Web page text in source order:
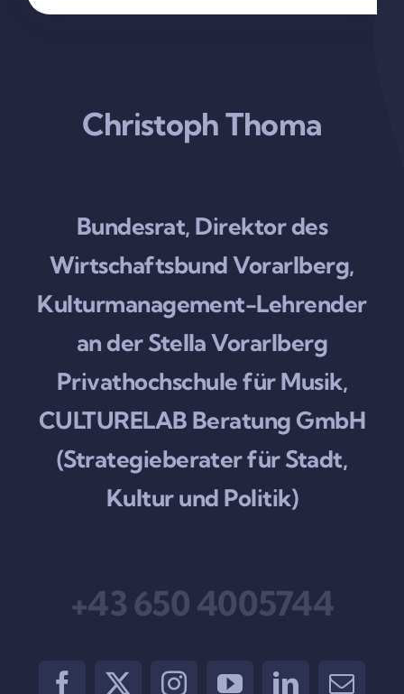
Christoph Thoma
Bundesrat, Direktor des
Wirtschaftsbund Vorarlberg,
Kulturmanagement-Lehrender
an der Stella Vorarlberg
Privathochschule für Musik,
CULTURELAB Beratung GmbH
(Strategieberater für Stadt,
Kultur und Politik)
+43 650 4005744